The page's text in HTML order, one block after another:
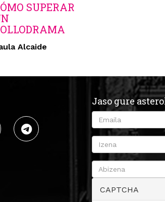
SUPERAR
Alcaide
Jaso gure
CAPTCHA